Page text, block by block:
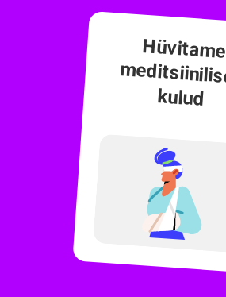
Hüvitame
meditsiinilised
kulud